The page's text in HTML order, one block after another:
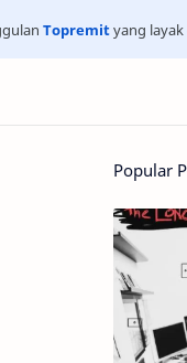
Topremityang
Popular